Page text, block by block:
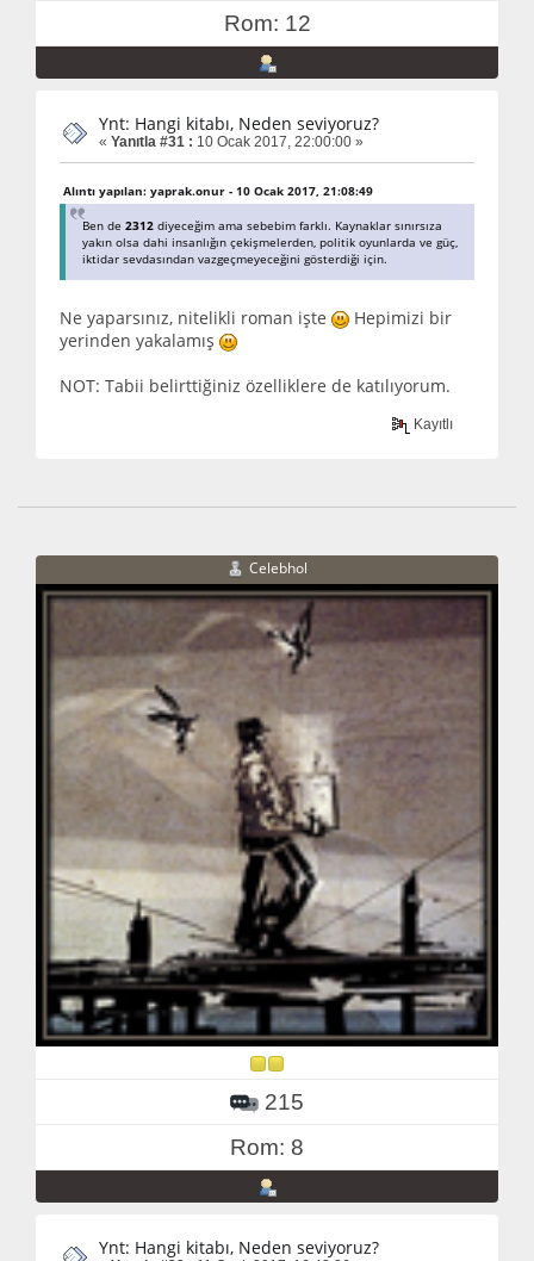
Rom: 12
Ynt: Hangi kitabı, Neden seviyoruz?
« Yanıtla #31 : 10 Ocak 2017, 22:00:00 »
Alıntı yapılan: yaprak.onur - 10 Ocak 2017, 21:08:49
Ben de 2312 diyeceğim ama sebebim farklı. Kaynaklar sınırsıza
yakın olsa dahi insanlığın çekişmelerden, politik oyunlarda ve güç,
iktidar sevdasından vazgeçmeyeceğini gösterdiği için.
Ne yaparsınız, nitelikli roman işte
Hepimizi bir
yerinden yakalamış
NOT: Tabii belirttiğiniz özelliklere de katılıyorum.
Kayıtlı
Celebhol
215
Rom: 8
Ynt: Hangi kitabı, Neden seviyoruz?